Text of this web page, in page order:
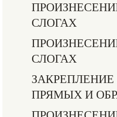
СЛОГАХ
СЛОГАХ
ПРЯМЫХ И